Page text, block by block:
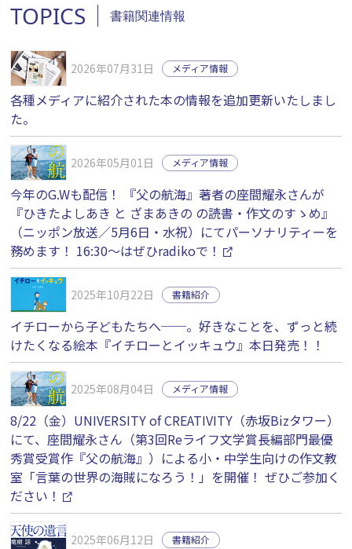
TOPICS 書籍関連情報
2026年07月31日 メディア情報
各種メディアに紹介された本の情報を追加更新いたしまし
た。
2026年05月01日 メディア情報
今年のG.Wも配信！ 『父の航海』著者の座間耀永さんが
『ひきたよしあき と ざまあきの の読書・作文のすゝめ』
（ニッポン放送／5月6日・水祝）にてパーソナリティーを
務めます！ 16:30〜はぜひradikoで！
2025年10月22日 書籍紹介
イチローから子どもたちへ──。好きなことを、ずっと続
けたくなる絵本『イチローとイッキュウ』本日発売！！
2025年08月04日 メディア情報
8/22（金）UNIVERSITY of CREATIVITY（赤坂Bizタワー）
にて、座間耀永さん（第3回Reライフ文学賞長編部門最優
秀賞受賞作『父の航海』）による小・中学生向けの作文教
室「言葉の世界の海賊になろう！」を開催！ ぜひご参加く
ださい！
2025年06月12日 書籍紹介